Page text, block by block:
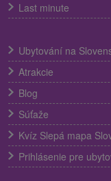
Last minute
Ubytování na
Atrakcie
Blog
Súťaže
Kvíz Slepá mapa
Prihlásenie pre